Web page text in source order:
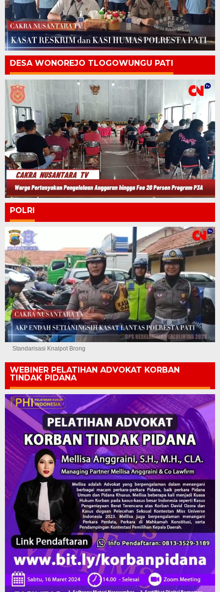
DESA WONOREJO TLOGOWUNGU PATI
POLRI
Standarisasi Knalpot Brong
WEBINER PELATIHAN ADVOKAT KORBAN
TINDAK PIDANA